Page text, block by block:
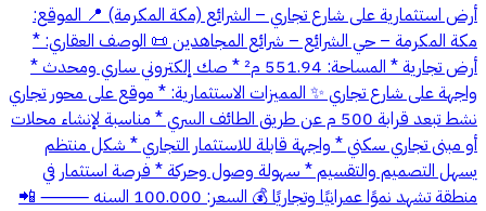
أرض استثمارية على شارع تجاري – الشرائع (مكة المكرمة) 📍 الموقع:
مكة المكرمة – حي الشرائع – شرائع المجاهدين 📜 الوصف العقاري: *
أرض تجارية * المساحة: 551.94 م² * صك إلكتروني ساري ومحدث *
واجهة على شارع تجاري ✨ المميزات الاستثمارية: * موقع على محور تجاري
نشط تبعد قرابة 500 م عن طريق الطائف السري * مناسبة لإنشاء محلات
أو مبنى تجاري سكني * واجهة قابلة للاستثمار التجاري * شكل منتظم
يسهل التصميم والتقسيم * سهولة وصول وحركة * فرصة استثمار في
منطقة تشهد نموًا عمرانيًا وتجاريًا 💰 السعر: 100.000 السنه ⸻ 📲